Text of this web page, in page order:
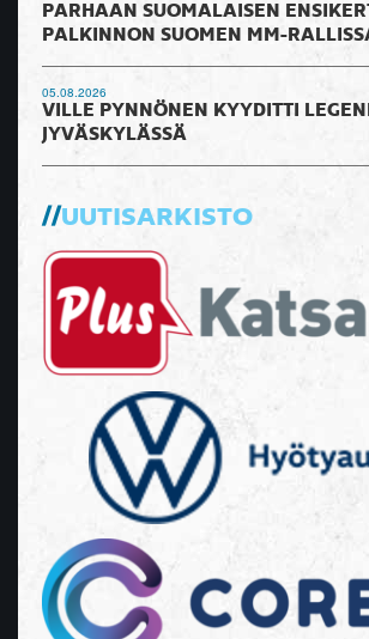
PARHAAN SUOMALAISEN
PALKINNON SUOMEN MM-
05.08.2026
VILLE PYNNÖNEN KYYDITTI
JYVÄSKYLÄSSÄ
UUTISARKISTO